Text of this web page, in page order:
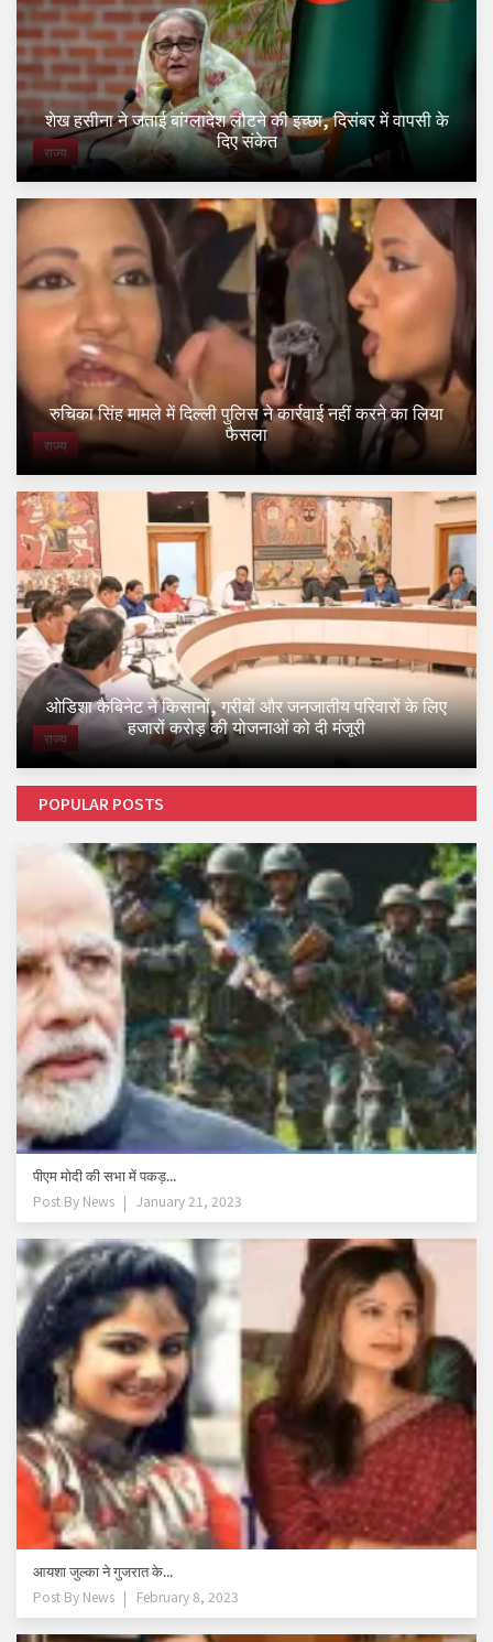
राज्य
शेख हसीना ने जताई बांग्लादेश लौटने की इच्छा, दिसंबर में वापसी के
दिए संकेत
राज्य
रुचिका सिंह मामले में दिल्ली पुलिस ने कार्रवाई नहीं करने का लिया
फैसला
राज्य
ओडिशा कैबिनेट ने किसानों, गरीबों और जनजातीय परिवारों के लिए
हजारों करोड़ की योजनाओं को दी मंजूरी
POPULAR POSTS
पीएम मोदी की सभा में पकड़...
Post By News January 21, 2023
आयशा जुल्का ने गुजरात के...
Post By News February 8, 2023